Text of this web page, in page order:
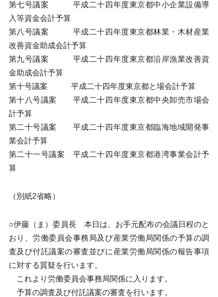
第七号議案 平成二十四年度東京都中小企業設備導
入等資金会計予算
第八号議案 平成二十四年度東京都林業・木材産業
改善資金助成会計予算
第九号議案 平成二十四年度東京都沿岸漁業改善資
金助成会計予算
第十号議案 平成二十四年度東京都と場会計予算
第十八号議案 平成二十四年度東京都中央卸売市場会
計予算
第二十号議案 平成二十四年度東京都臨海地域開発事
業会計予算
第二十一号議案 平成二十四年度東京都港湾事業会計予
算
（別紙2省略）
○伊藤（ま）委員長 本日は、お手元配布の会議日程のと
おり、労働委員会事務局及び産業労働局関係の予算の調
査及び付託議案の審査並びに産業労働局関係の報告事項
に対する質疑を行います。
これより労働委員会事務局関係に入ります。
予算の調査及び付託議案の審査を行います。